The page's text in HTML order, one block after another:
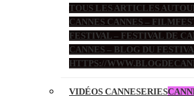
TOUS LES ARTICLES
CANNES CANNES –
FESTIVAL – FESTIVAL DE
CANNES – BLOG DU
HTTPS://
VIDÉOS CANNESERIES